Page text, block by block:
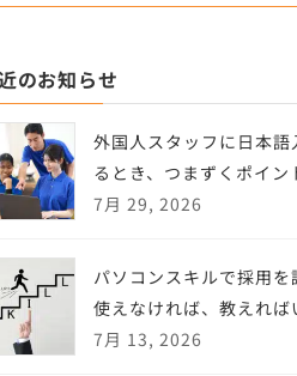
のお知らせ
外国人スタッフに日本語
るとき、つまずくポイン
7月 29, 2026
パソコンスキルで採用を
使えなければ、教えれば
7月 13, 2026